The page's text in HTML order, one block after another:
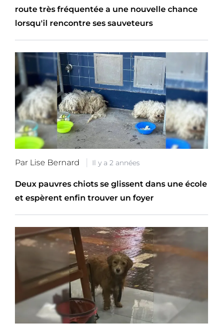
route très fréquentée a une nouvelle chance
lorsqu'il rencontre ses sauveteurs
Par Lise Bernard Il y a 2 années
Deux pauvres chiots se glissent dans une école
et espèrent enfin trouver un foyer